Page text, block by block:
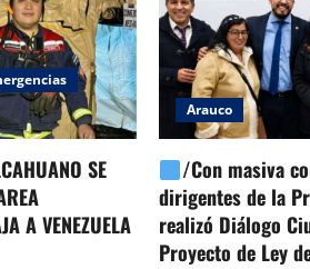
SE
A VENEZUELA
Arauco
/Con masiva
dirigentes de la
realizó Diálogo
Proyecto de Ley